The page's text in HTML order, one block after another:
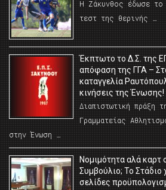
Η Ζάκυνθος έδωσε το
τεστ της θερινής …
Έκπτωτο το Δ.Σ. της
απόφαση της ΓΓΑ –
καταγγελία
κινήσεις της Ένωσης!
Διαπιστωτική πράξη
Γραμματείας
στην Ένωση …
Νομιμότητα αλά καρτ
Συμβούλιο; Το
σελίδες